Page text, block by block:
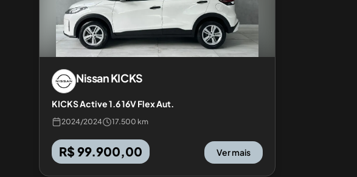
NissanKICKS
KICKS Active 1.6 16V Flex Aut.
2024/2024 17.500 km
R$ 99.900,00 Ver mais